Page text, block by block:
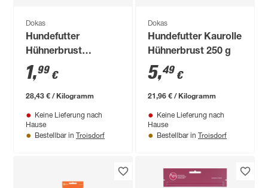
Dokas
Hundefutter
Hühnerbrust
getrocknet 70 g
1,99 €
28,43 € / Kilogramm
Keine Lieferung nach
Hause
Bestellbar in Troisdorf
Dokas
Hundefutter Kaurolle
Hühnerbrust 250 g
5,49 €
21,96 € / Kilogramm
Keine Lieferung nach
Hause
Bestellbar in Troisdorf